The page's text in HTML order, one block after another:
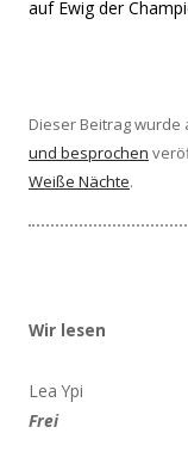
auf Ewig der
Dieser Beitrag wurde
und besprochen
Weiße Nächte.
Wir lesen
Lea Ypi
Frei